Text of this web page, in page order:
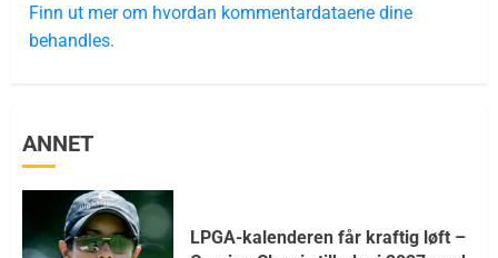
Finn ut mer om hvordan kommentardataene dine
behandles.
ANNET
LPGA-kalenderen får kraftig løft –